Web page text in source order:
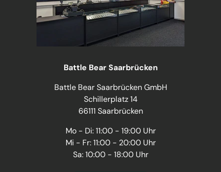
Battle Bear Saarbrücken
Battle Bear Saarbrücken GmbH
Schillerplatz 14
66111 Saarbrücken
Mo - Di: 11:00 - 19:00 Uhr
Mi - Fr: 11:00 - 20:00 Uhr
Sa: 10:00 - 18:00 Uhr